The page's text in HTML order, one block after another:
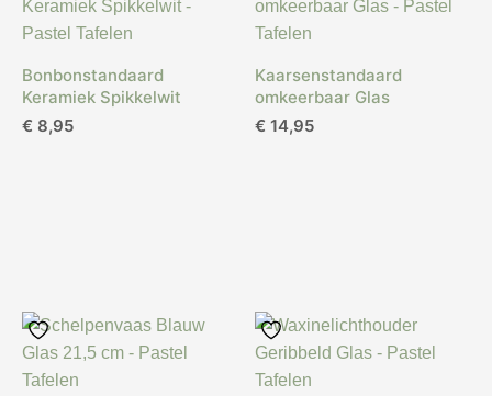
Bonbonstandaard
Keramiek Spikkelwit
€ 8,95
Kaarsenstandaard
omkeerbaar Glas
€ 14,95